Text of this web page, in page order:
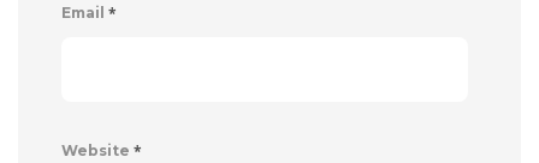
Email *
Website *